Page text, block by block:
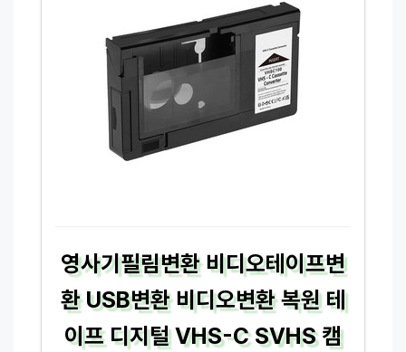
영사기필림변환 비디오테이프변
환 USB변환 비디오변환 복원 테
이프 디지털 VHS-C SVHS 캠